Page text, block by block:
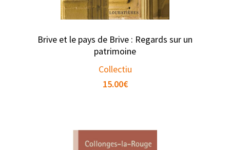
Brive et le pays de Brive : Regards sur un
patrimoine
Collectiu
15.00€